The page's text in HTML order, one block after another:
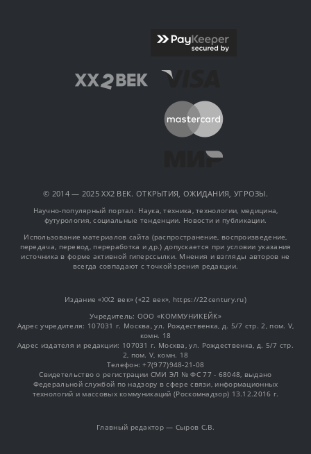
© 2014 — 2025 XX2 ВЕК. ОТКРЫТИЯ, ОЖИДАНИЯ, УГРОЗЫ.
Научно-популярный портал. Наука, техника, технологии, медицина,
футурология, социальные тенденции. Новости и публикации.
Использование материалов сайта (распространение, воспроизведение,
передача, перевод, переработка и др.) допускается при условии указания
источника в форме активной гиперссылки. Мнения и взгляды авторов не
всегда совпадают с точкой зрения редакции.
Издание «XX2 век» («22 век», https://22century.ru)
Учредитель: OOO «КОММУНИКЕЙК»
Адрес учредителя: 107031 г. Москва, ул. Рождественка, д. 5/7 стр. 2, пом. V,
комн. 18
Адрес издателя и редакции: 107031 г. Москва, ул. Рождественка, д. 5/7 стр.
2, пом. V, комн. 18
Телефон: +7(977)948-21-08
Свидетельство о регистрации СМИ ЭЛ № ФС 77 - 68048, выдано
Федеральной службой по надзору в сфере связи, информационных
технологий и массовых коммуникаций (Роскомнадзор) 13.12.2016 г.
Главный редактор — Сыров С.В.